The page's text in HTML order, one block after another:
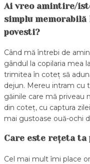
Ai vreo amintire/
simplu memorabilă
povesti?
Când mă întrebi de
gândul la copilaria mea
trimitea în coteț să
dejun. Mereu intram cu
găinile care mă priveau
din coteț, cu captura
mai gustoase ouă-ochi
Care este rețeta ta
Cel mai mult îmi place